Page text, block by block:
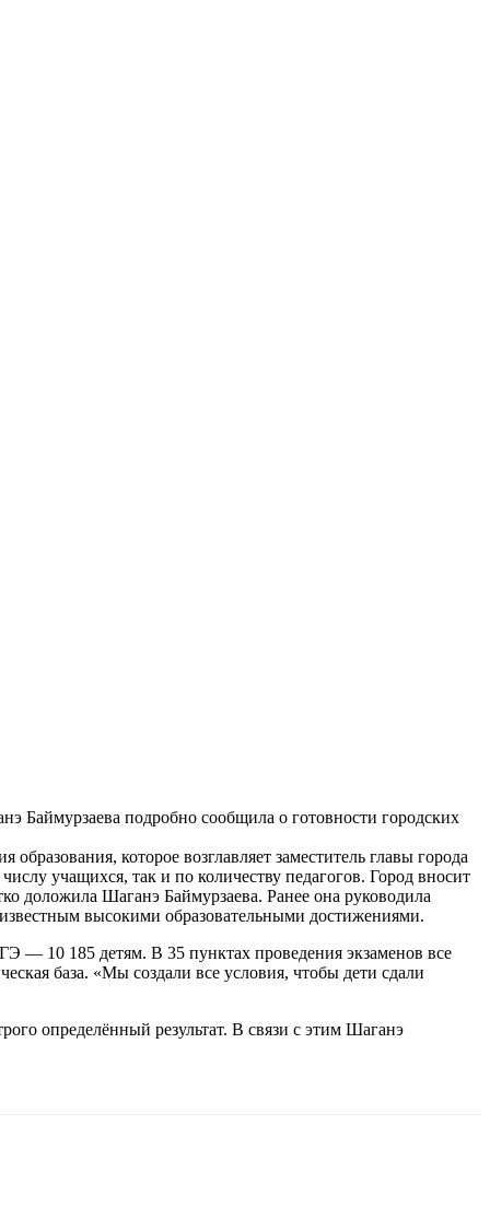
Баймурзаева подробно сообщила о готовности городских
которое возглавляет заместитель главы города
учащихся, так и по количеству педагогов. Город вносит
доложила Шаганэ Баймурзаева. Ранее она руководила
высокими образовательными достижениями.
— 10 185 детям. В 35 пунктах проведения экзаменов все
база. «Мы создали все условия, чтобы дети сдали
определённый результат. В связи с этим Шаганэ